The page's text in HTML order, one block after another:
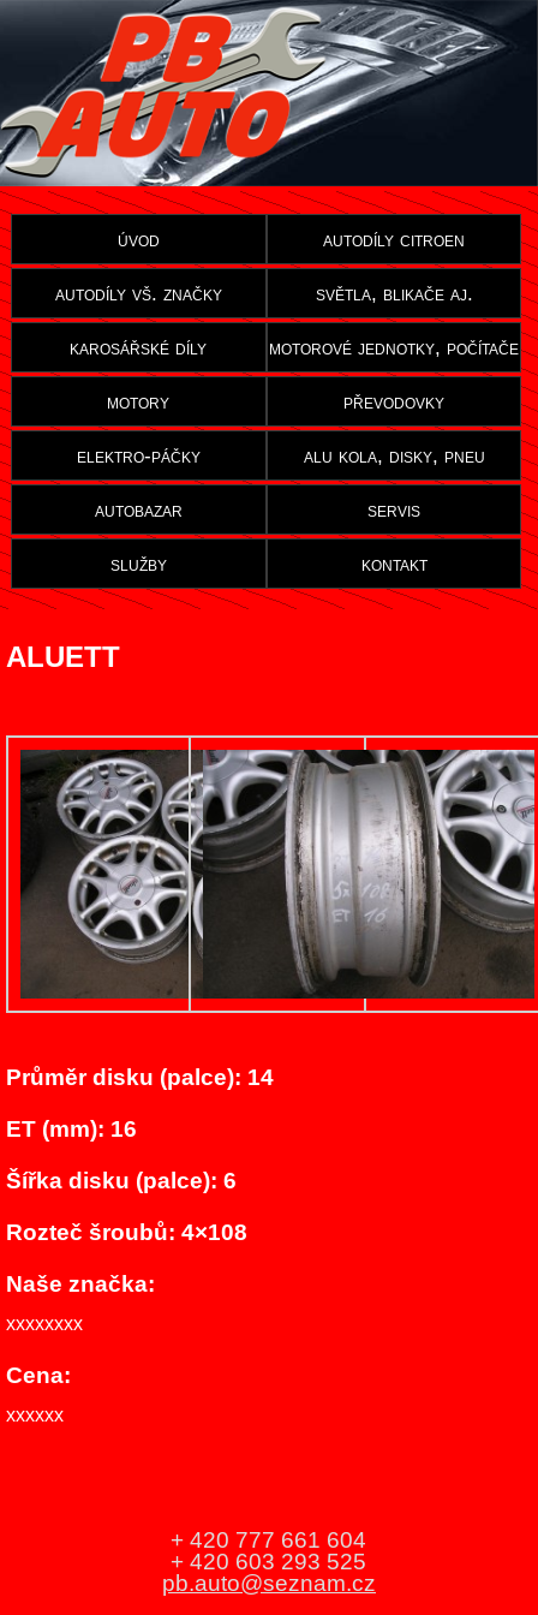
úvod autodíly citroen
autodíly vš. značky světla, blikače aj.
karosářské díly motorové jednotky, počítače
motory převodovky
elektro-páčky alu kola, disky, pneu
autobazar servis
služby kontakt
ALUETT
Průměr disku (palce): 14
ET (mm): 16
Šířka disku (palce): 6
Rozteč šroubů: 4×108
Naše značka:
xxxxxxxx
Cena:
xxxxxx
+ 420 777 661 604
+ 420 603 293 525
pb.auto@seznam.cz